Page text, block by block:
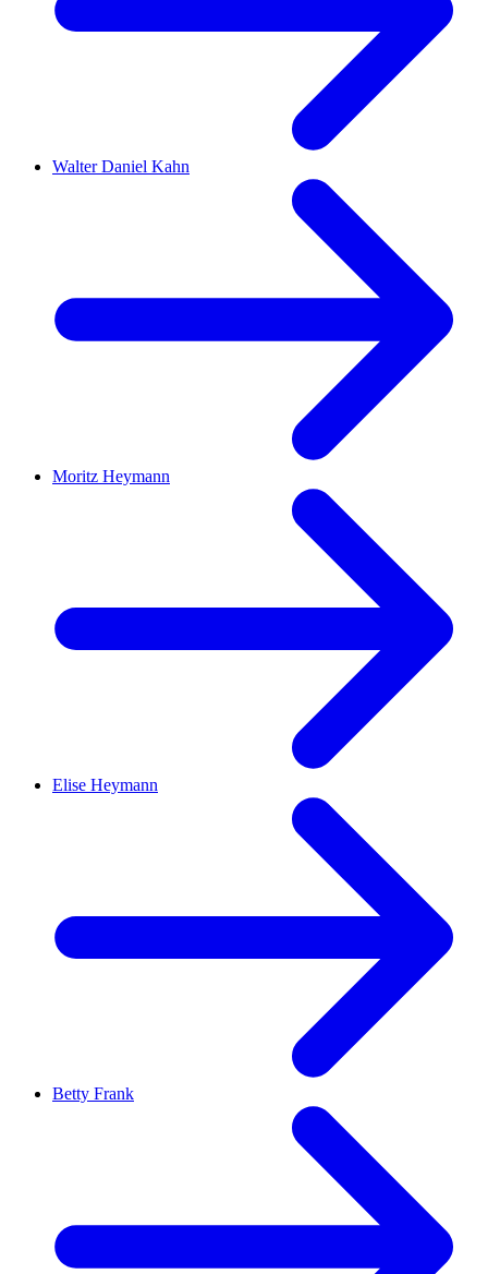
Walter Daniel Kahn
Moritz Heymann
Elise Heymann
Betty Frank